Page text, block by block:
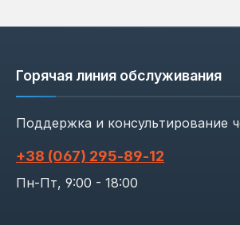
Горячая линия обслуживания
Поддержка и консультирование
+38 (067) 295‑89‑12
Пн-Пт, 9:00 - 18:00